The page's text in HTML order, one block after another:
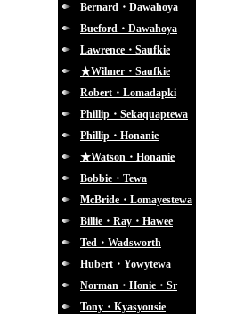
Bernard・Dawahoya
Bueford・Dawahoya
Lawrence・Saufkie
★Wilmer・Saufkie
Robert・Lomadapki
Phillip・Sekaquaptewa
Phillip・Honanie
★Watson・Honanie
Bobbie・Tewa
McBride・Lomayestewa
Billie・Ray・Hawee
Ted・Wadsworth
Hubert・Yowytewa
Norman・Honie・Sr
Tony・Kyasyousie